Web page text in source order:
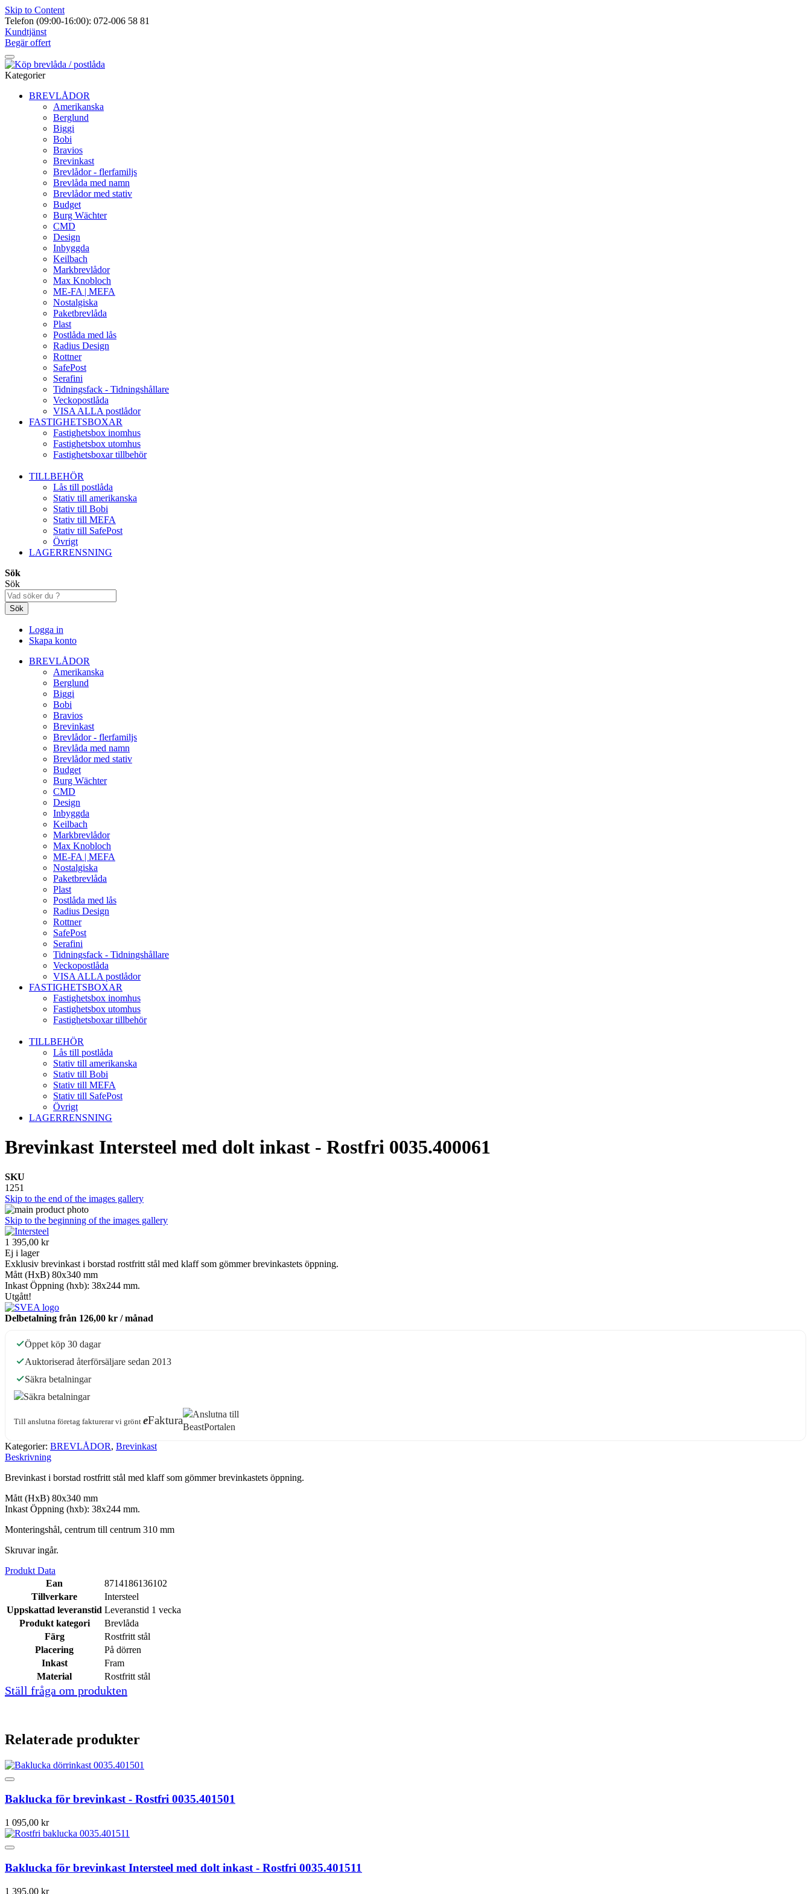
Skip to Content
Telefon (09:00-16:00): 072-006 58 81
Kundtjänst
Begär offert
Kategorier
BREVLÅDOR
Amerikanska
Berglund
Biggi
Bobi
Bravios
Brevinkast
Brevlådor - flerfamiljs
Brevlåda med namn
Brevlådor med stativ
Budget
Burg Wächter
CMD
Design
Inbyggda
Keilbach
Markbrevlådor
Max Knobloch
ME-FA | MEFA
Nostalgiska
Paketbrevlåda
Plast
Postlåda med lås
Radius Design
Rottner
SafePost
Serafini
Tidningsfack - Tidningshållare
Veckopostlåda
VISA ALLA postlådor
FASTIGHETSBOXAR
Fastighetsbox inomhus
Fastighetsbox utomhus
Fastighetsboxar tillbehör
TILLBEHÖR
Lås till postlåda
Stativ till amerikanska
Stativ till Bobi
Stativ till MEFA
Stativ till SafePost
Övrigt
LAGERRENSNING
Sök
Sök
Sök
Logga in
Skapa konto
BREVLÅDOR
Amerikanska
Berglund
Biggi
Bobi
Bravios
Brevinkast
Brevlådor - flerfamiljs
Brevlåda med namn
Brevlådor med stativ
Budget
Burg Wächter
CMD
Design
Inbyggda
Keilbach
Markbrevlådor
Max Knobloch
ME-FA | MEFA
Nostalgiska
Paketbrevlåda
Plast
Postlåda med lås
Radius Design
Rottner
SafePost
Serafini
Tidningsfack - Tidningshållare
Veckopostlåda
VISA ALLA postlådor
FASTIGHETSBOXAR
Fastighetsbox inomhus
Fastighetsbox utomhus
Fastighetsboxar tillbehör
TILLBEHÖR
Lås till postlåda
Stativ till amerikanska
Stativ till Bobi
Stativ till MEFA
Stativ till SafePost
Övrigt
LAGERRENSNING
Brevinkast Intersteel med dolt inkast - Rostfri 0035.400061
SKU
1251
Skip to the end of the images gallery
Skip to the beginning of the images gallery
1 395,00 kr
Ej i lager
Exklusiv brevinkast i borstad rostfritt stål med klaff som gömmer brevinkastets öppning.
Mått (HxB) 80x340 mm
Inkast Öppning (hxb): 38x244 mm.
Utgått!
Delbetalning från 126,00 kr / månad
Öppet köp 30 dagar
Auktoriserad återförsäljare sedan 2013
Säkra betalningar
Till anslutna företag fakturerar vi grönt eFaktura
Kategorier: BREVLÅDOR, Brevinkast
Beskrivning
Brevinkast i borstad rostfritt stål med klaff som gömmer brevinkastets öppning.
Mått (HxB) 80x340 mm
Inkast Öppning (hxb): 38x244 mm.
Monteringshål, centrum till centrum 310 mm
Skruvar ingår.
Produkt Data
Ean
8714186136102
Tillverkare
Intersteel
Uppskattad leveranstid Leveranstid 1 vecka
Produkt kategori
Brevlåda
Färg
Rostfritt stål
Placering
På dörren
Inkast
Fram
Material
Rostfritt stål
Ställ fråga om produkten
Relaterade produkter
Baklucka för brevinkast - Rostfri 0035.401501
1 095,00 kr
Baklucka för brevinkast Intersteel med dolt inkast - Rostfri 0035.401511
1 395,00 kr